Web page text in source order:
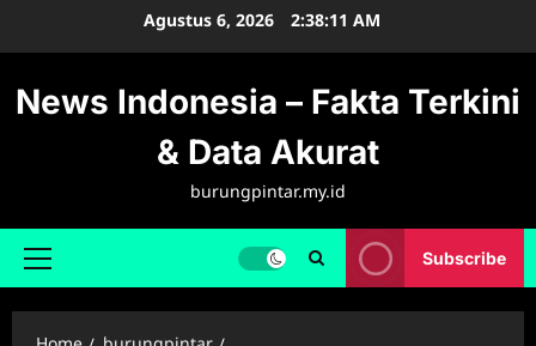
Agustus 6, 2026 2:38:12 AM
News Indonesia – Fakta Terkini
& Data Akurat
burungpintar.my.id
Primary
Subscribe